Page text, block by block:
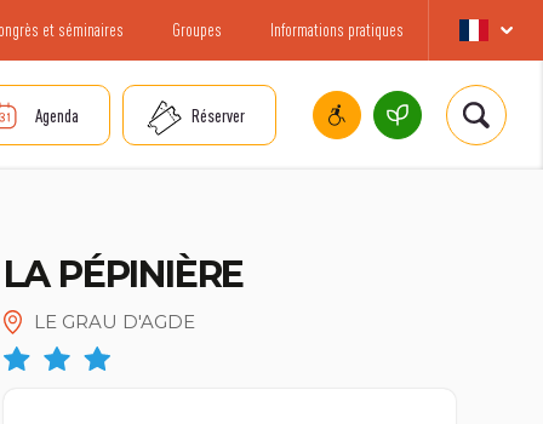
et séminaires Groupes Informations pratiques
Agenda Réserver
LA PÉPINIÈRE
LE GRAU D'AGDE